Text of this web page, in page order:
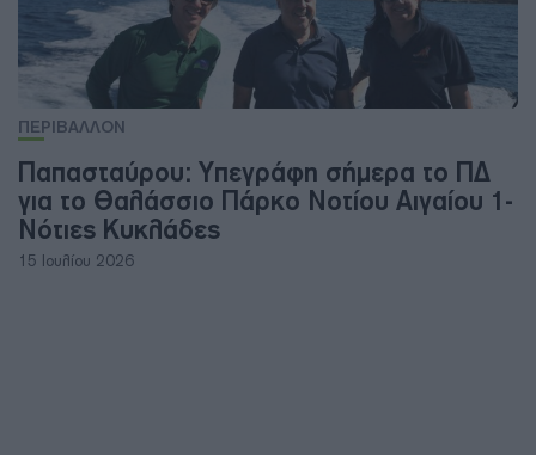
ΠΕΡΙΒΑΛΛΟΝ
Παπασταύρου: Υπεγράφη σήμερα το ΠΔ
για το Θαλάσσιο Πάρκο Νοτίου Αιγαίου 1-
Νότιες Κυκλάδες
15 Ιουλίου 2026